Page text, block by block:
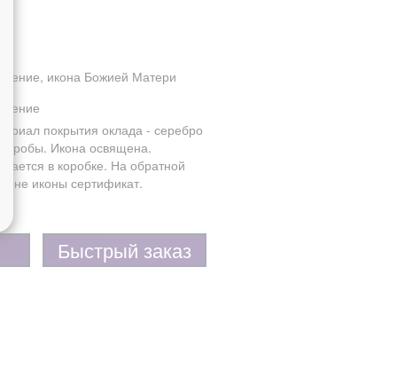
икона Божией Матери
покрытия оклада - серебро
пробы. Икона освящена.
в коробке. На обратной
иконы сертификат.
Быстрый заказ